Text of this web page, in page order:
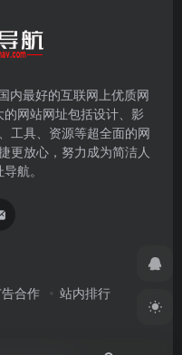
内最好的互联网上优质网
网站网址包括设计、影
工具、资源等超全面的网
更放心，努力成为简洁人
航。
合作 站内排行